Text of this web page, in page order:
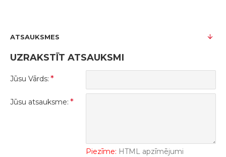
ATSAUKSMES
UZRAKSTĪT ATSAUKSMI
Jūsu Vārds:
Jūsu atsauksme:
Piezīme: HTML apzīmējumi